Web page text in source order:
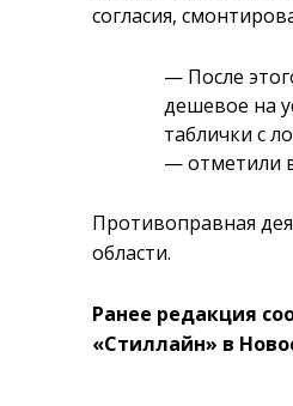
согласия,
— После
дешевое на
таблички с
— отметили
Противоправная
области.
Ранее редакция
«Стиллайн» в